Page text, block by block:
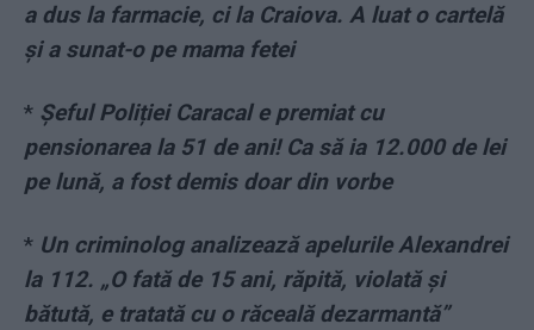
a dus la farmacie, ci la Craiova. A luat o cartelă
și a sunat-o pe mama fetei
* Șeful Poliției Caracal e premiat cu
pensionarea la 51 de ani! Ca să ia 12.000 de lei
pe lună, a fost demis doar din vorbe
* Un criminolog analizează apelurile Alexandrei
la 112. „O fată de 15 ani, răpită, violată şi
bătută, e tratată cu o răceală dezarmantă”